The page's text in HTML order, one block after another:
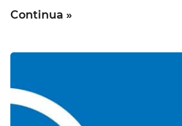
Continua »